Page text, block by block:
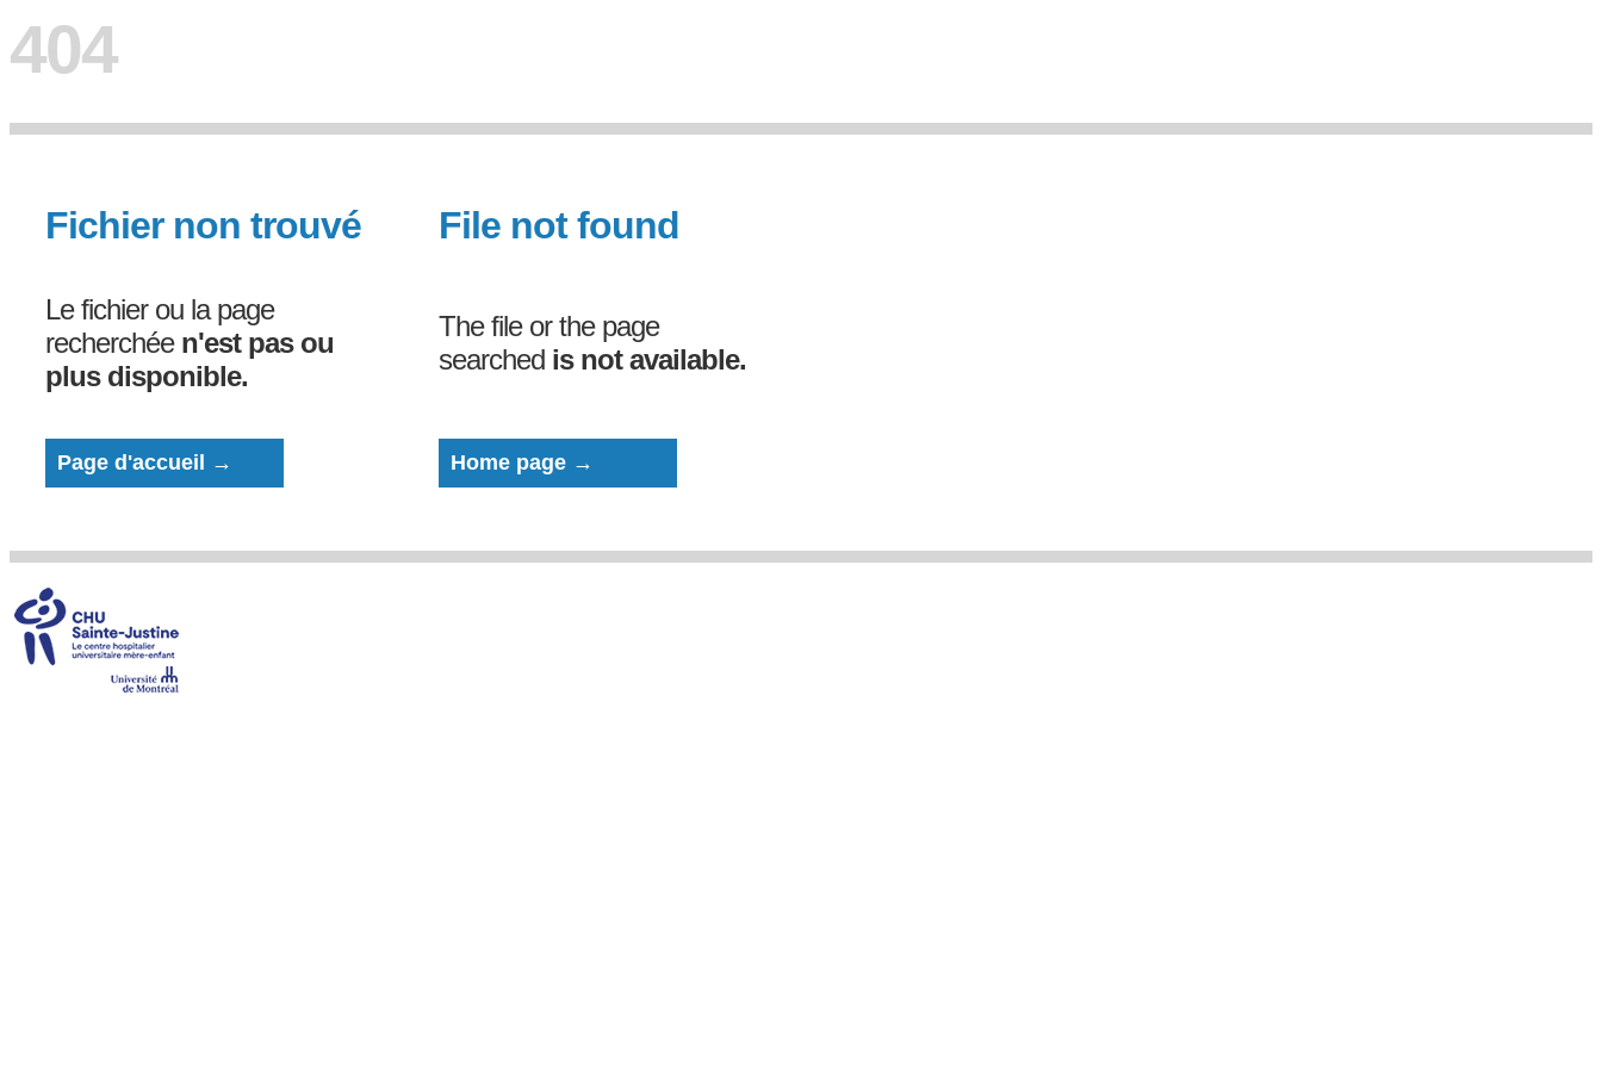
404
Fichier non trouvé
Le fichier ou la page
recherchée n'est pas ou
plus disponible.
Page d'accueil →
File not found
The file or the page
searched is not available.
Home page →